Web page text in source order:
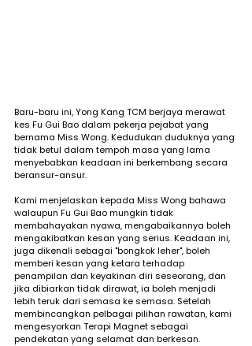
Baru-baru ini, Yong Kang TCM berjaya merawat
kes Fu Gui Bao dalam pekerja pejabat yang
bernama Miss Wong. Kedudukan duduknya yang
tidak betul dalam tempoh masa yang lama
menyebabkan keadaan ini berkembang secara
beransur-ansur.
Kami menjelaskan kepada Miss Wong bahawa
walaupun Fu Gui Bao mungkin tidak
membahayakan nyawa, mengabaikannya boleh
mengakibatkan kesan yang serius. Keadaan ini,
juga dikenali sebagai "bongkok leher", boleh
memberi kesan yang ketara terhadap
penampilan dan keyakinan diri seseorang, dan
jika dibiarkan tidak dirawat, ia boleh menjadi
lebih teruk dari semasa ke semasa. Setelah
membincangkan pelbagai pilihan rawatan, kami
mengesyorkan Terapi Magnet sebagai
pendekatan yang selamat dan berkesan.